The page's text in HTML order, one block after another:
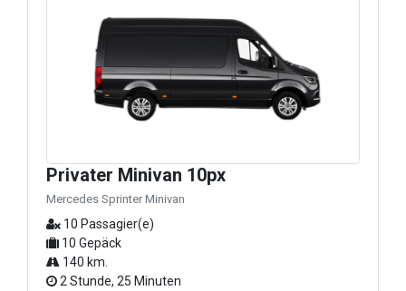
Privater Minivan 10px
Mercedes Sprinter Minivan
10 Passagier(e)
10 Gepäck
140 km.
2 Stunde, 25 Minuten